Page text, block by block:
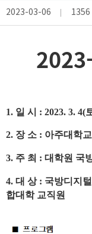
2023-03-06 1356
1. 일 시 : 2023. 3. 4(
2. 장 소 : 아주대학
3. 주 최 : 대학원 국
4. 대 상 : 국방디지
합대학 교직원